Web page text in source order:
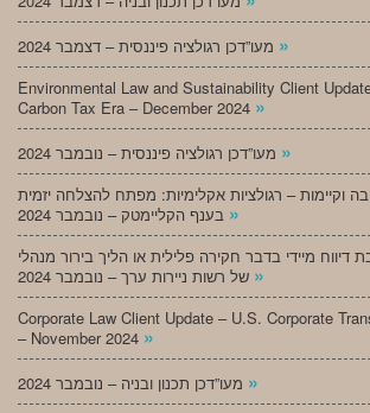
»
Environmental Law and Sustainability Client
Carbon Tax Era – December 2024 »
»
וקיימות – רגולציות אקלימיות: מפתח להצלחה יזמית
»
דיווח מיידי בדבר חקירה פלילית או הליך בירור מנהלי
»
Corporate Law Client Update – U.S. Corporate
– November 2024 »
»